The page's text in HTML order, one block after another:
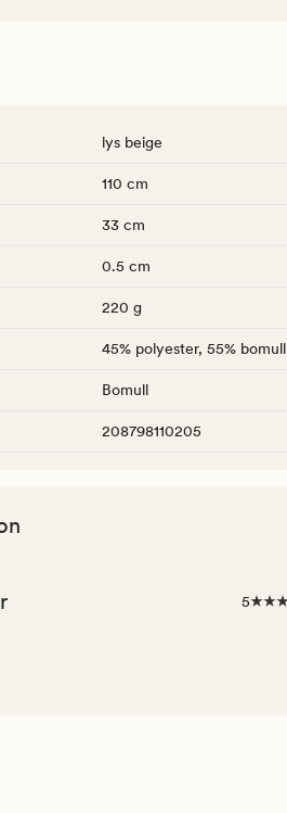
lys beige
110 cm
33 cm
0.5 cm
220 g
45% polyester, 55% bomull
Bomull
208798110205
5